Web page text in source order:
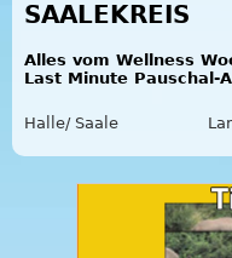
SAALEKREIS
Alles vom Wellness
Last Minute Pauschal-
Halle/ Saale